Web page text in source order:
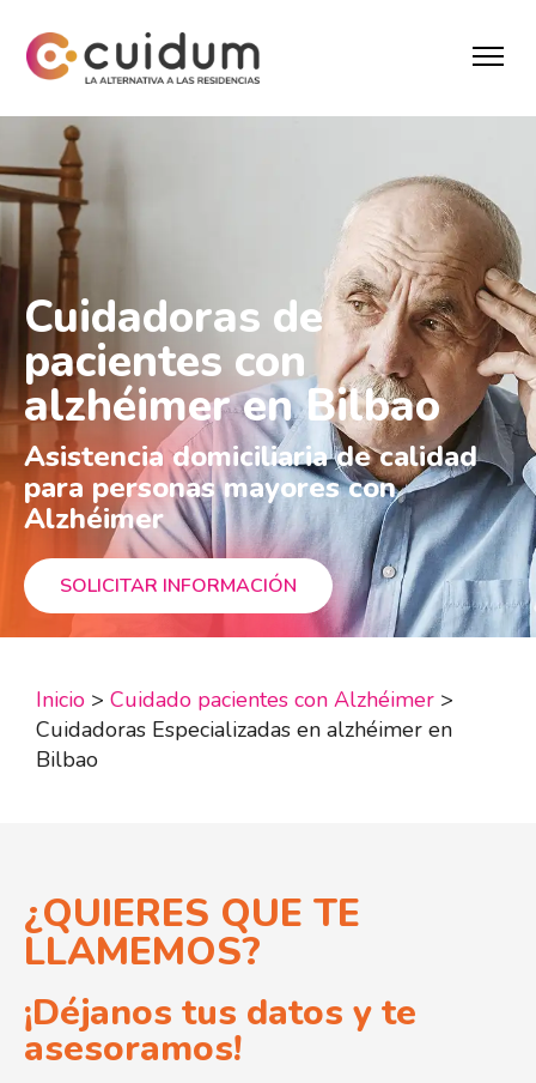
Cuidadoras de
pacientes con
alzhéimer en Bilbao
Asistencia domiciliaria de calidad
para personas mayores con
Alzhéimer
SOLICITAR INFORMACIÓN
Inicio > Cuidado pacientes con Alzhéimer >
Cuidadoras Especializadas en alzhéimer en
Bilbao
¿QUIERES QUE TE
LLAMEMOS?
¡Déjanos tus datos y te
asesoramos!